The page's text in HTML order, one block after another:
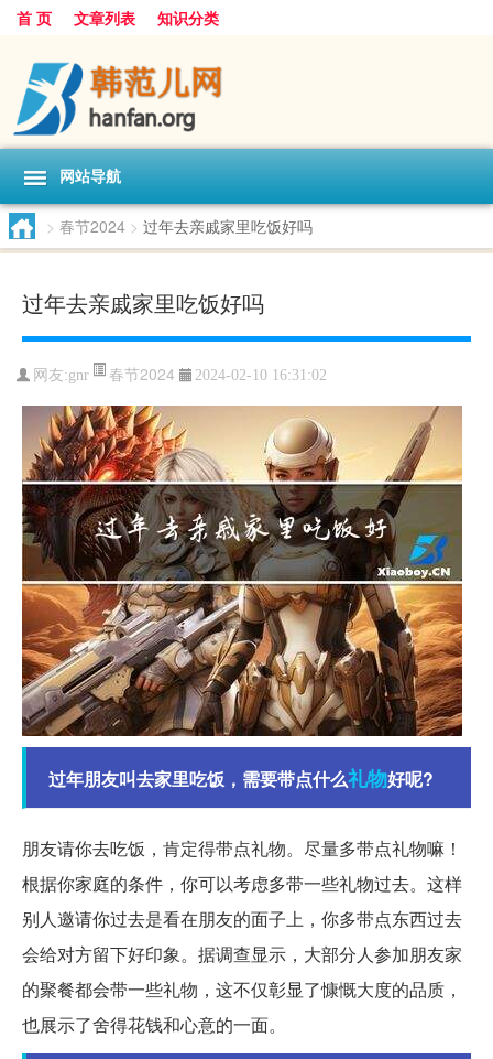
首 页 文章列表 知识分类
网站导航
> 春节2024 > 过年去亲戚家里吃饭好吗
过年去亲戚家里吃饭好吗
网友:gnr 春节2024 2024-02-10 16:31:02
过年朋友叫去家里吃饭，需要带点什么礼物好呢?
朋友请你去吃饭，肯定得带点礼物。尽量多带点礼物嘛！
根据你家庭的条件，你可以考虑多带一些礼物过去。这样
别人邀请你过去是看在朋友的面子上，你多带点东西过去
会给对方留下好印象。据调查显示，大部分人参加朋友家
的聚餐都会带一些礼物，这不仅彰显了慷慨大度的品质，
也展示了舍得花钱和心意的一面。